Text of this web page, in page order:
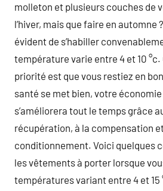
molleton et plusieurs couches de
l’hiver, mais que faire en automne
évident de s’habiller
température varie entre 4 et 10
priorité est que vous restiez en
santé se met bien, votre
s’améliorera tout le temps grâce
récupération, à la compensation
conditionnement. Voici quelques
les vêtements à porter lorsque
températures variant entre 4 et 15